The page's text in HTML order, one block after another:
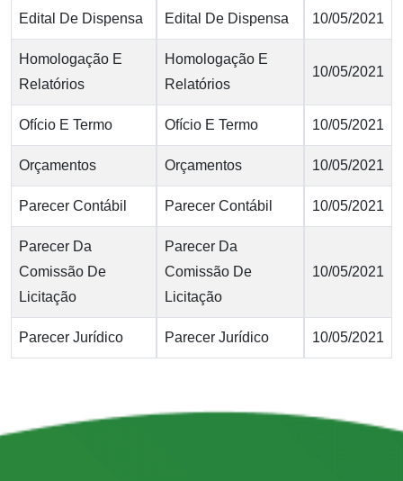
Edital De Dispensa Edital De Dispensa 10/05/2021
Homologação E
Relatórios
Homologação E
Relatórios
10/05/2021
Ofício E Termo Ofício E Termo 10/05/2021
Orçamentos Orçamentos 10/05/2021
Parecer Contábil Parecer Contábil 10/05/2021
Parecer Da
Comissão De
Licitação
Parecer Da
Comissão De
Licitação
10/05/2021
Parecer Jurídico Parecer Jurídico 10/05/2021